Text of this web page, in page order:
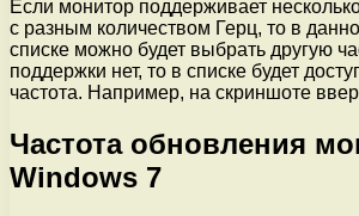
Если монитор поддерживает
с разным количеством Герц, то в
списке можно будет выбрать другую
поддержки нет, то в списке будет
частота. Например, на скриншоте
Частота обновления
Windows 7